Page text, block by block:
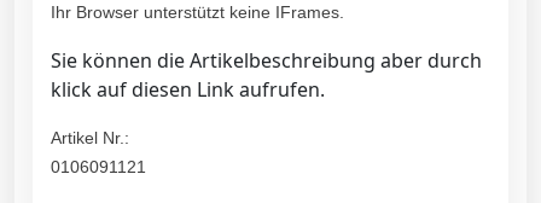
Ihr Browser unterstützt keine IFrames.
Sie können die Artikelbeschreibung aber durch
klick auf diesen Link aufrufen.
Artikel Nr.:
0106091121